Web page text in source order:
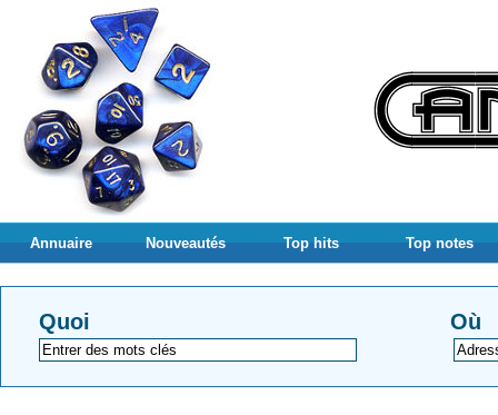
Annuaire Nouveautés Top hits Top notes
Quoi Où